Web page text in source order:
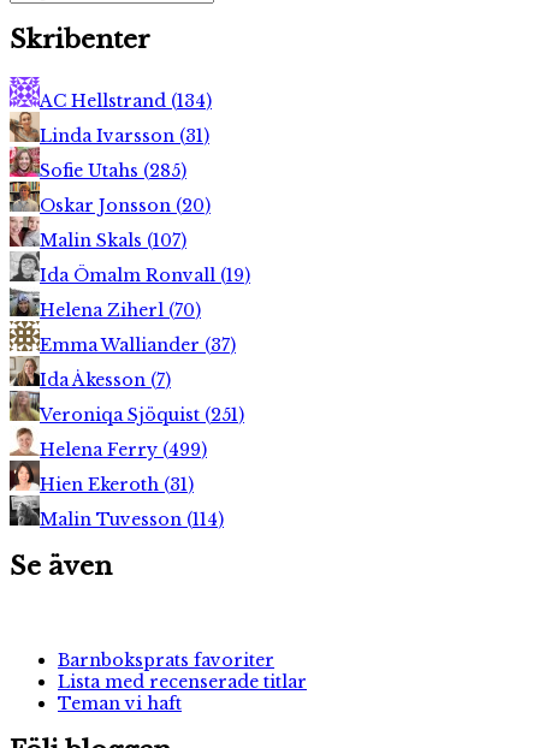
Skribenter
AC Hellstrand (134)
Linda Ivarsson (31)
Sofie Utahs (285)
Oskar Jonsson (20)
Malin Skals (107)
Ida Ömalm Ronvall (19)
Helena Ziherl (70)
Emma Walliander (37)
Ida Åkesson (7)
Veroniqa Sjöquist (251)
Helena Ferry (499)
Hien Ekeroth (31)
Malin Tuvesson (114)
Se även
Barnboksprats favoriter
Lista med recenserade titlar
Teman vi haft